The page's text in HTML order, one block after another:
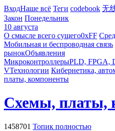
ВходНаше всё Теги codebook 无
Закон Понедельник
10 августа
О смысле всего сущего0xFF
Мобильная и беспроводная связь
рынокОбъявления
МикроконтроллерыPLD, FPGA,
VТехнологии Кибернетика,
платы, компоненты
Схемы, платы,
1458701 Топик полностью